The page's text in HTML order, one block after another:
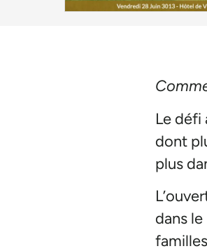
Le défi
dont
plus
dans